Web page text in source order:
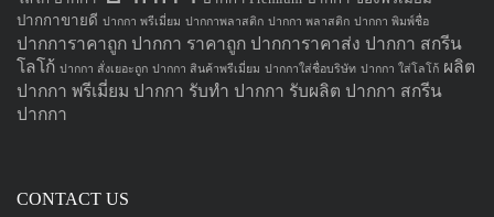
ปากกาขายดี ปากกา พรีเมี่ยม ปากกาพลาสติก ปากกา พลาสติก ปากกา พิมพ์ชื่อ
ปากการาคาถูก ปากกา ราคาถูก ปากการาคาส่ง ปากกา สกรีน
โลโก้ ปากกา สั่งเยอะถูก ปากกา สินค้าพรีเมี่ยม ปากกาใส่ชื่อบริษัท ปากกา ใส่โลโก้ ผลิต
ปากกา พรีเมี่ยม ปากกา รับทำ ปากกา รับผลิต ปากกา สกรีน
ปากกา
CONTACT US